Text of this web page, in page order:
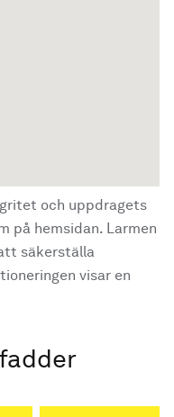
och uppdragets
på hemsidan. Larmen
säkerställa
visar en